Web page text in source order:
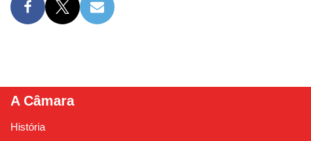
A Câmara
História